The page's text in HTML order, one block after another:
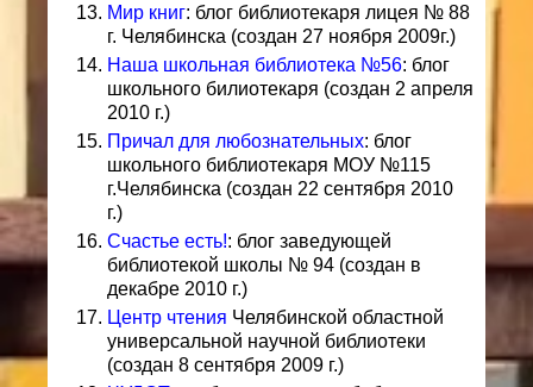
Мир книг: блог библиотекаря лицея № 88
г. Челябинска (создан 27 ноября 2009г.)
Наша школьная библиотека №56: блог
школьного билиотекаря (создан 2 апреля
2010 г.)
Причал для любознательных: блог
школьного библиотекаря МОУ №115
г.Челябинска (создан 22 сентября 2010
г.)
Счастье есть!: блог заведующей
библиотекой школы № 94 (создан в
декабре 2010 г.)
Центр чтения Челябинской областной
универсальной научной библиотеки
(создан 8 сентября 2009 г.)